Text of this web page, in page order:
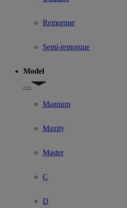
Remorque
Semi-remorque
Model
Show submenu for Model
Magnum
Maxity
Master
C
D